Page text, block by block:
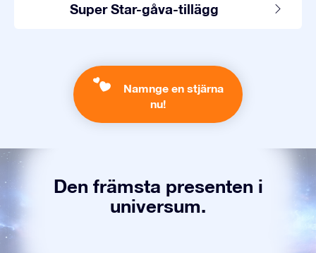
Super Star-gåva-tillägg
Namnge en stjärna
nu!
Den främsta presenten i
universum.